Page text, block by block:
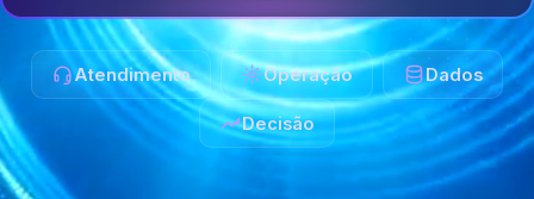
Atendimento Operação Dados
Decisão